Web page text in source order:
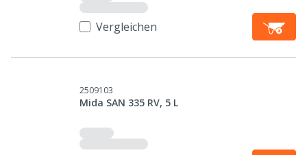
Vergleichen
2509103
Mida SAN 335 RV, 5 L